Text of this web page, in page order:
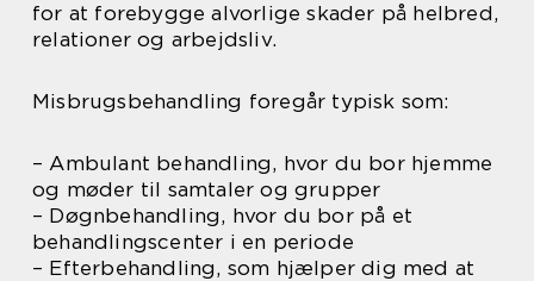
for at forebygge alvorlige skader på helbred,
relationer og arbejdsliv.
Misbrugsbehandling foregår typisk som:
– Ambulant behandling, hvor du bor hjemme
og møder til samtaler og grupper
– Døgnbehandling, hvor du bor på et
behandlingscenter i en periode
– Efterbehandling, som hjælper dig med at